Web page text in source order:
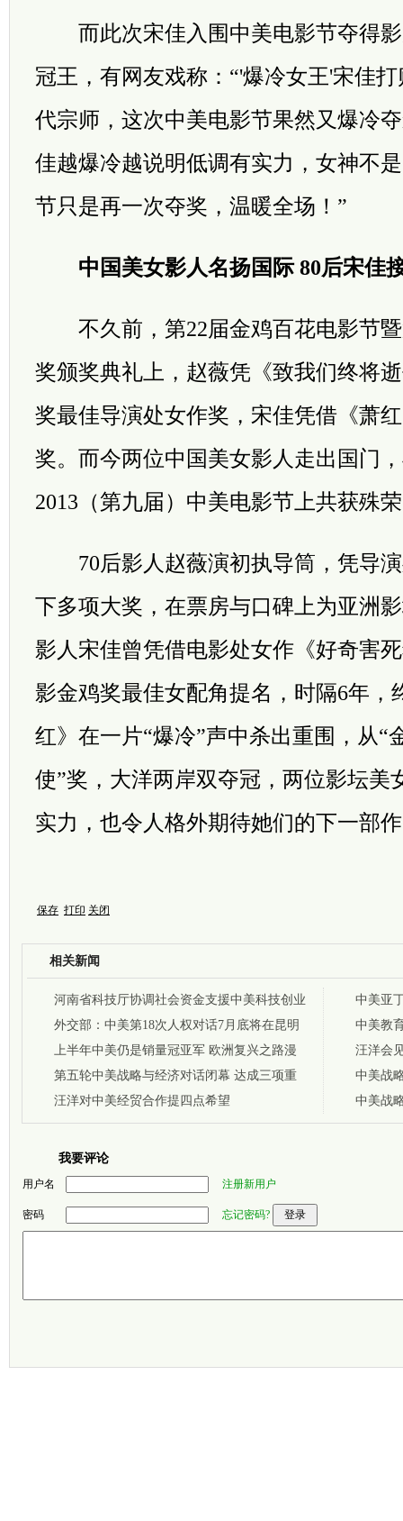
而此次宋佳入围中美电影节夺得影
冠王，有网友戏称：“'爆冷女王'宋佳
代宗师，这次中美电影节果然又爆冷
佳越爆冷越说明低调有实力，女神不
节只是再一次夺奖，温暖全场！”
中国美女影人名扬国际 80后宋佳
不久前，第22届金鸡百花电影节暨
奖颁奖典礼上，赵薇凭《致我们终将
奖最佳导演处女作奖，宋佳凭借《萧
奖。而今两位中国美女影人走出国门
2013（第九届）中美电影节上共获殊
70后影人赵薇演初执导筒，凭导演
下多项大奖，在票房与口碑上为亚洲
影人宋佳曾凭借电影处女作《好奇害
影金鸡奖最佳女配角提名，时隔6年，
红》在一片“爆冷”声中杀出重围，从“
使”奖，大洋两岸双夺冠，两位影坛美
实力，也令人格外期待她们的下一部
保存 打印 关闭
相关新闻
河南省科技厅协调社会资金支援中美科技创业
基金
外交部：中美第18次人权对话7月底将在昆明
举行
上半年中美仍是销量冠亚军 欧洲复兴之路漫
长
第五轮中美战略与经济对话闭幕 达成三项重
要共识
汪洋对中美经贸合作提四点希望
中美亚
中美教
汪洋会
换意见
中美战
中美战
我要评论
用户名 注册新用户
密码 忘记密码?